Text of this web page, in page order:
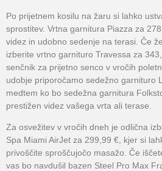
Po prijetnem kosilu na žaru si lahko
sprostitev. Vrtna garnitura Piazza za
videz in udobno sedenje na terasi. Če
izberite vrtno garnituro Travessa za
senčnik za prijetno senco v vročih
udobje priporočamo sedežno garnituro
medtem ko bo sedežna garnitura
prestižen videz vašega vrta ali terase.
Za osvežitev v vročih dneh je odlična
Spa Miami AirJet za 299,99 €, kjer si
privoščite sproščujočo masažo. Če
vas bo navdušil bazen Steel Pro Max